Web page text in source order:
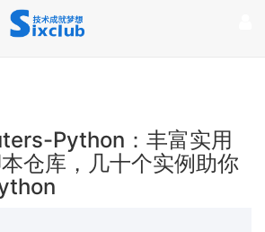
Python：丰富实用
仓库，几十个实例助你